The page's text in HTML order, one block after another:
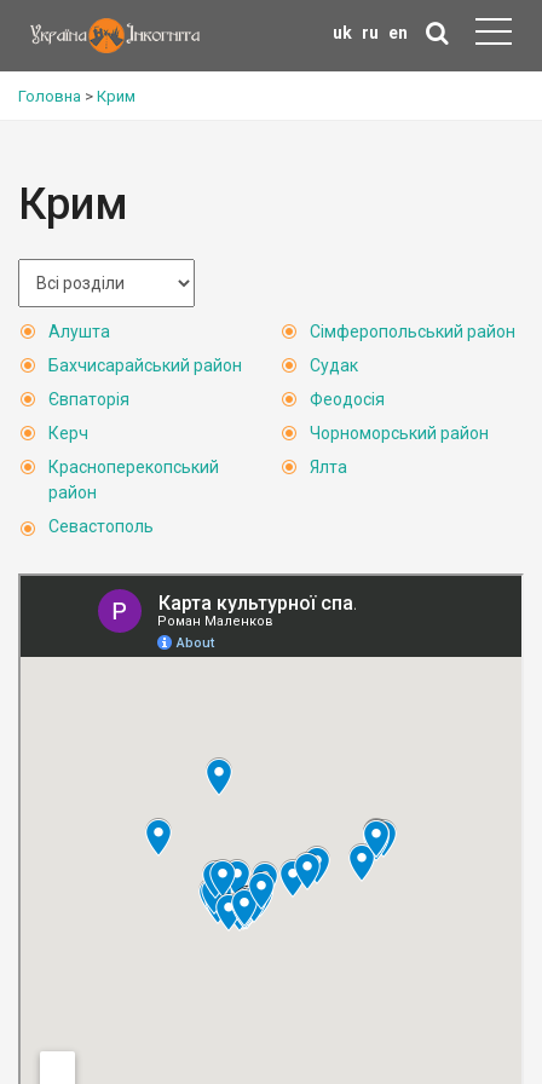
uk ru en
Головна > Крим
Крим
Алушта
Бахчисарайський район
Євпаторія
Керч
Красноперекопський
район
Севастополь
Сімферопольський район
Судак
Феодосія
Чорноморський район
Ялта